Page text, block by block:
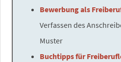
Bewerbung als
Verfassen des
Muster
Buchtipps für